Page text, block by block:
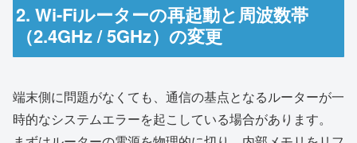
2. Wi-Fiルーターの再起動と周波数帯
（2.4GHz / 5GHz）の変更
端末側に問題がなくても、通信の基点となるルーターが一
時的なシステムエラーを起こしている場合があります。